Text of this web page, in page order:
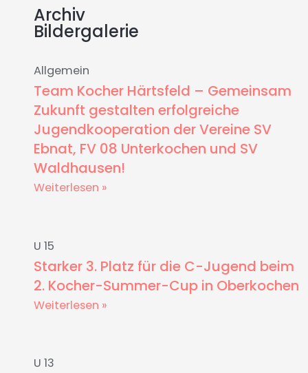
Archiv
Bildergalerie
Allgemein
Team Kocher Härtsfeld – Gemeinsam
Zukunft gestalten erfolgreiche
Jugendkooperation der Vereine SV
Ebnat, FV 08 Unterkochen und SV
Waldhausen!
Weiterlesen »
U 15
Starker 3. Platz für die C-Jugend beim
2. Kocher-Summer-Cup in Oberkochen
Weiterlesen »
U 13